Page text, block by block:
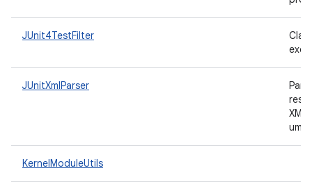
JUnit4TestFilter
JUnitXmlParser
um
KernelModuleUtils